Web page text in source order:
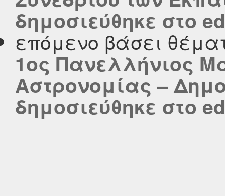
δημοσιεύθηκε στο
επόμενο βάσει
1ος Πανελλήνιος
Αστρονομίας –
δημοσιεύθηκε στο